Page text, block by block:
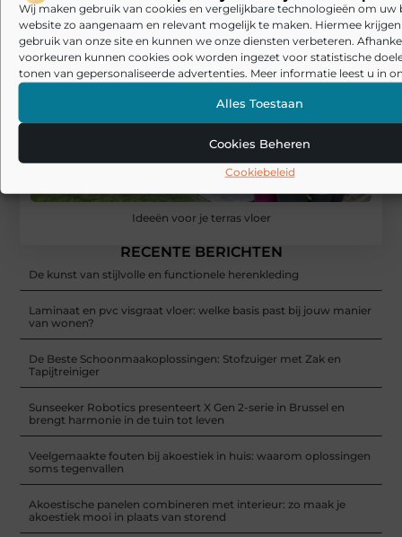
Wij maken gebruik van cookies en vergelijkbare technologieën om uw
website zo aangenaam en relevant mogelijk te maken. Hiermee
gebruik van onze site en kunnen we onze diensten verbeteren.
voorkeuren kunnen cookies ook worden ingezet voor statistische
tonen van gepersonaliseerde advertenties. Meer informatie leest u in
Alles Toestaan
Cookies Beheren
Cookiebeleid
Ideeën voor je terras vloer
RECENTE BERICHTEN
De kunst van stijlvolle en functionele herenkleding
Laminaat en pvc visgraat vloer: welke basis past bij jouw manier
van wonen?
De Beste Schoonmaakoplossingen: Stofzuiger met Zak en
Tapijtreiniger
Sunseeker Robotics presenteert X Gen 2-serie in Brussel en
brengt harmonie in de tuin tot leven
Veelgemaakte fouten bij akoestiek in huis: waarom oplossingen
soms tegenvallen
Akoestische panelen combineren met interieur: zo maak je
akoestiek mooi in plaats van storend